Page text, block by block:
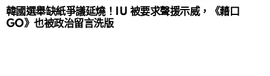
韓國選舉缺紙爭議延燒！IU 被要求聲援示威，《藉口
GO》也被政治留言洗版